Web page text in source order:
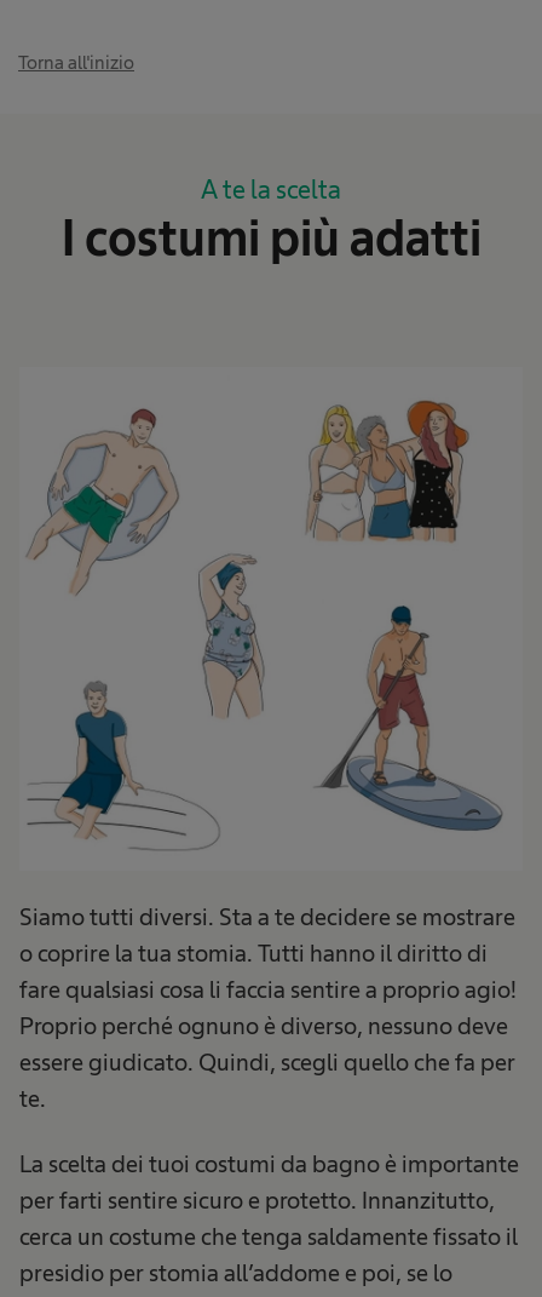
Torna all'inizio
A te la scelta
I costumi più adatti
Siamo tutti diversi. Sta a te decidere se mostrare
o coprire la tua stomia. Tutti hanno il diritto di
fare qualsiasi cosa li faccia sentire a proprio agio!
Proprio perché ognuno è diverso, nessuno deve
essere giudicato. Quindi, scegli quello che fa per
te.
La scelta dei tuoi costumi da bagno è importante
per farti sentire sicuro e protetto. Innanzitutto,
cerca un costume che tenga saldamente fissato il
presidio per stomia all’addome e poi, se lo